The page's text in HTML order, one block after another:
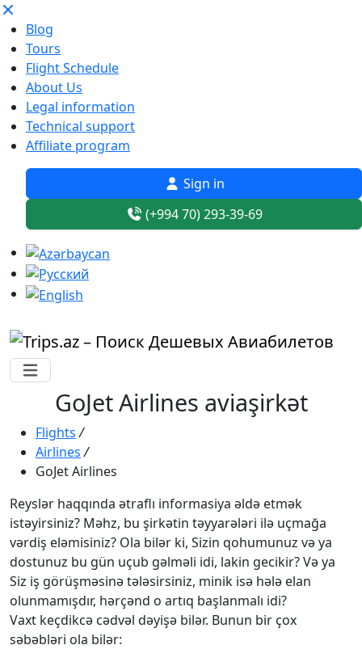
Blog
Tours
Flight Schedule
About Us
Legal information
Technical support
Affiliate program
Sign in
(+994 70) 293-39-69
GoJet Airlines aviaşirkət
Flights /
Airlines /
GoJet Airlines
Reyslər haqqında ətraflı informasiya əldə etmək
istəyirsiniz? Məhz, bu şirkətin təyyarələri ilə uçmağa
vərdiş eləmisiniz? Ola bilər ki, Sizin qohumunuz və ya
dostunuz bu gün uçub gəlməli idi, lakin gecikir? Və ya
Siz iş görüşməsinə tələsirsiniz, minik isə hələ elan
olunmamışdır, hərçənd o artıq başlanmalı idi?
Vaxt keçdikcə cədvəl dəyişə bilər. Bunun bir çox
səbəbləri ola bilər: